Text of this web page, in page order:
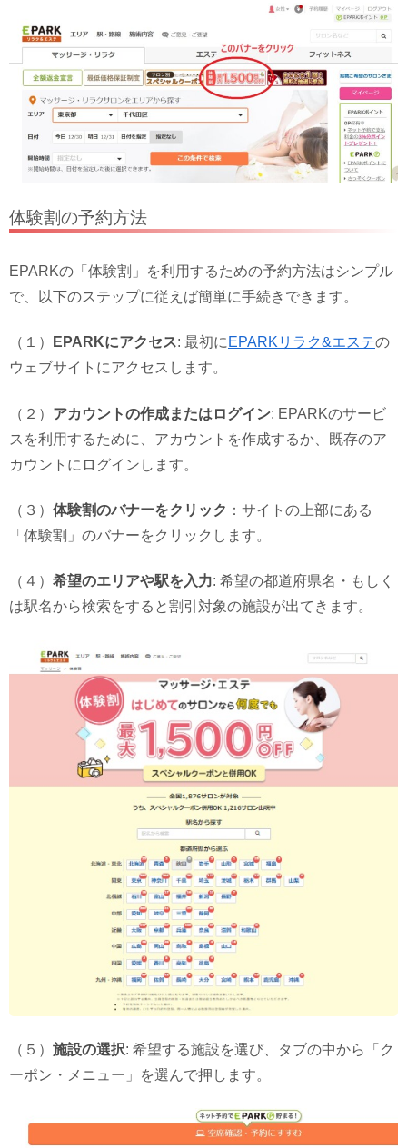
体験割の予約方法
EPARKの「体験割」を利用するための予約方法はシンプル
で、以下のステップに従えば簡単に手続きできます。
（１） EPARKにアクセス: 最初に EPARKリラク&エステの
ウェブサイトにアクセスします。
（２） アカウントの作成またはログイン: EPARKのサービ
スを利用するために、アカウントを作成するか、既存のア
カウントにログインします。
（３） 体験割のバナーをクリック ：サイトの上部にある
「体験割」のバナーをクリックします。
（４） 希望のエリアや駅を入力: 希望の都道府県名・もしく
は駅名から検索をすると割引対象の施設が出てきます。
（５） 施設の選択: 希望する施設を選び、タブの中から「ク
ーポン・メニュー」を選んで押します。